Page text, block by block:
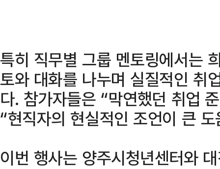
특히 직무별 그룹 멘토링에서는
토와 대화를 나누며 실질적인 취
다. 참가자들은 “막연했던 취업
“현직자의 현실적인 조언이 큰
이번 행사는 양주시청년센터와